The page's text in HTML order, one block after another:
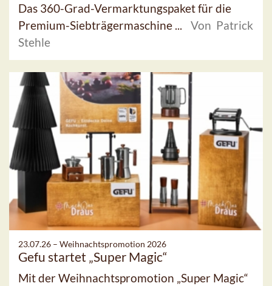
Das 360-Grad-Vermarktungspaket für die
Premium-Siebträgermaschine ...
Von Patrick
Stehle
23.07.26 – Weihnachtspromotion 2026
Gefu startet „Super Magic“
Mit der Weihnachtspromotion „Super Magic“